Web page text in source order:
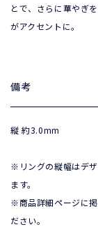
とで、さらに華やぎ
がアクセントに。
備考
縦 約3.0mm
※リングの縦幅はデ
ます。
※商品詳細ページに
ださい。